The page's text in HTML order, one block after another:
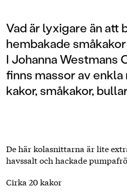
Vad är lyxigare än att
hembakade
I Johanna Westmans
finns massor av
kakor, småkakor,
De här kolasnittarna är lite
havssalt och hackade
Cirka 20 kakor